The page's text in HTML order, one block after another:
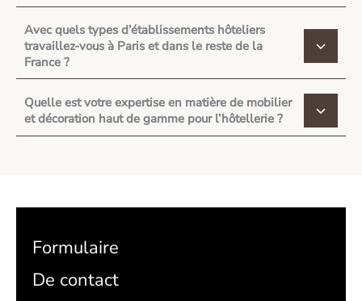
Avec quels types d’établissements hôteliers
travaillez-vous à Paris et dans le reste de la
France ?
Quelle est votre expertise en matière de mobilier
et décoration haut de gamme pour l’hôtellerie ?
Formulaire
De contact